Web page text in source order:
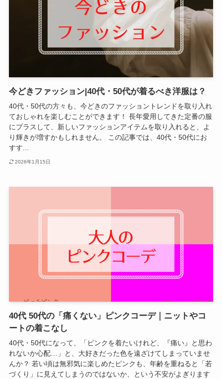
今どきファッション|40代・50代が着るべき洋服は？
40代・50代の方々も、今どきのファッショントレンドを取り入れ
ておしゃれを楽しむことができます！ 長年愛用してきた定番の服
にプラスして、新しいファッションアイテムを取り入れると、よ
り輝きが増すかもしれません。 この記事では、40代・50代にお
すす...
2026年1月15日
40代 50代の「痛くない」ピンクコーデ｜ニットやコ
ートの着こなし
40代・50代になって、「ピンクを着たいけれど、『痛い』と思わ
れないか心配…」と、大好きだった色を遠ざけてしまっていませ
んか？ 若い頃は無邪気に楽しめたピンクも、年齢を重ねると「若
づくり」に見えてしまうのではないか、という不安がよぎります